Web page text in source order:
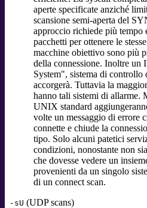
aperte specificate anziché
scansione semi-aperta del
approccio richiede più tempo
pacchetti per ottenere le
macchine obiettivo sono più
della connessione. Inoltre
System", sistema di controllo
accorgerà. Tuttavia la
hanno tali sistemi di allarme.
UNIX standard
volte un messaggio di errore
connette e chiude la
tipo. Solo alcuni patetici
condizioni, nonostante non
che dovesse vedere un
provenienti da un singolo
di un connect scan.
-sU (UDP scans)